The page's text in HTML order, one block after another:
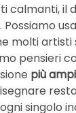
calmanti, il
molti artisti
pensieri
più
singolo